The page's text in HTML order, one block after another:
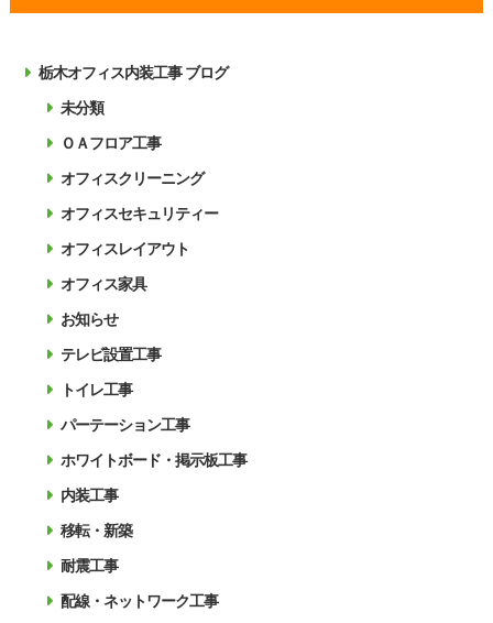
栃木オフィス内装工事 ブログ
未分類
ＯＡフロア工事
オフィスクリーニング
オフィスセキュリティー
オフィスレイアウト
オフィス家具
お知らせ
テレビ設置工事
トイレ工事
パーテーション工事
ホワイトボード・掲示板工事
内装工事
移転・新築
耐震工事
配線・ネットワーク工事